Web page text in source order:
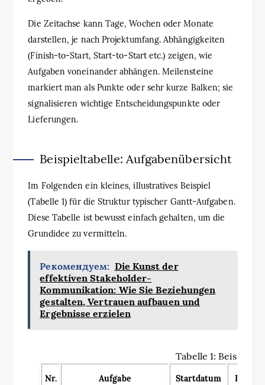
Die Zeitachse kann Tage, Wochen oder Monate
darstellen, je nach Projektumfang. Abhängigkeiten
(Finish‑to‑Start, Start‑to‑Start etc.) zeigen, wie
Aufgaben voneinander abhängen. Meilensteine
markiert man als Punkte oder sehr kurze Balken; sie
signalisieren wichtige Entscheidungspunkte oder
Lieferungen.
Beispieltabelle: Aufgabenübersicht
Im Folgenden ein kleines, illustratives Beispiel
(Tabelle 1) für die Struktur typischer Gantt‑Aufgaben.
Diese Tabelle ist bewusst einfach gehalten, um die
Grundidee zu vermitteln.
Рекомендуем: Die Kunst der
effektiven Stakeholder-
Kommunikation: Wie Sie Beziehungen
gestalten, Vertrauen aufbauen und
Ergebnisse erzielen
Tabelle 1:
Nr. Aufgabe Startdatum